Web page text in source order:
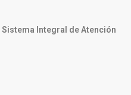
Integral de Atención